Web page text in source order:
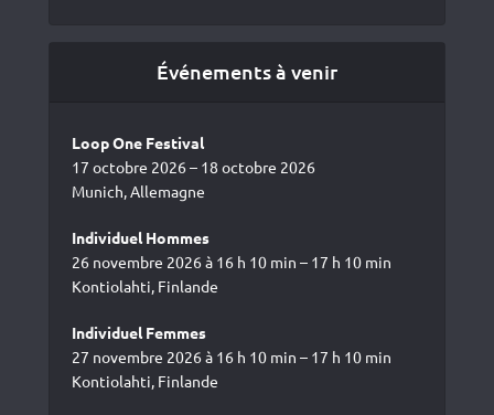
Événements à venir
Loop One Festival
17 octobre 2026 – 18 octobre 2026
Munich, Allemagne
Individuel Hommes
26 novembre 2026 à 16 h 10 min – 17 h 10 min
Kontiolahti, Finlande
Individuel Femmes
27 novembre 2026 à 16 h 10 min – 17 h 10 min
Kontiolahti, Finlande